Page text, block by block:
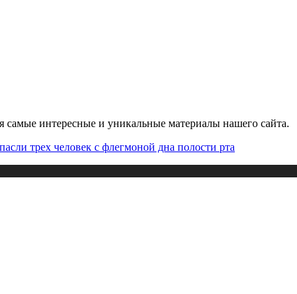
самые интересные и уникальные материалы нашего сайта.